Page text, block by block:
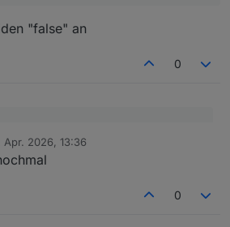
"false" an
0
version hat das jetzt
bei beiden "false" an
Apr. 2026, 13:36
von
0